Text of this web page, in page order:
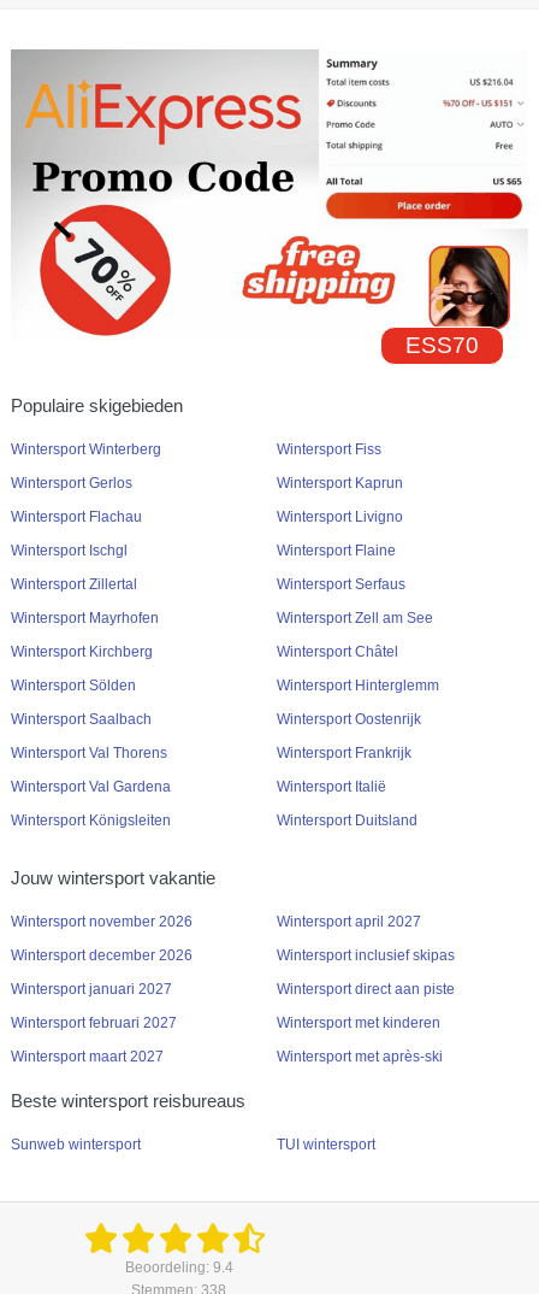
ESS70
Populaire skigebieden
Wintersport Winterberg
Wintersport Gerlos
Wintersport Flachau
Wintersport Ischgl
Wintersport Zillertal
Wintersport Mayrhofen
Wintersport Kirchberg
Wintersport Sölden
Wintersport Saalbach
Wintersport Val Thorens
Wintersport Val Gardena
Wintersport Königsleiten
Wintersport Fiss
Wintersport Kaprun
Wintersport Livigno
Wintersport Flaine
Wintersport Serfaus
Wintersport Zell am See
Wintersport Châtel
Wintersport Hinterglemm
Wintersport Oostenrijk
Wintersport Frankrijk
Wintersport Italië
Wintersport Duitsland
Jouw wintersport vakantie
Wintersport november 2026
Wintersport december 2026
Wintersport januari 2027
Wintersport februari 2027
Wintersport maart 2027
Wintersport april 2027
Wintersport inclusief skipas
Wintersport direct aan piste
Wintersport met kinderen
Wintersport met après-ski
Beste wintersport reisbureaus
Sunweb wintersport TUI wintersport
Beoordeling: 9.4
Stemmen: 338